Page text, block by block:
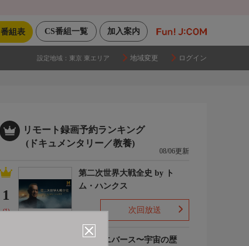
加入案内
CS番組一覧
番組表
設定地域： 東京 東エリア 地域変更 ログイン
リモート録画予約ランキング
(ドキュメンタリー／教養)
08/06更新
1
(1)
第二次世界大戦全史 by ト
ム・ハンクス
次回放送
ザ・ユニバース〜宇宙の歴